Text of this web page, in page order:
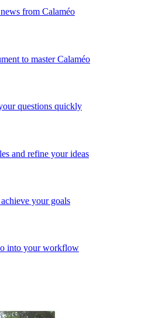
from Calaméo
to master Calaméo
questions quickly
and refine your ideas
your goals
into your workflow